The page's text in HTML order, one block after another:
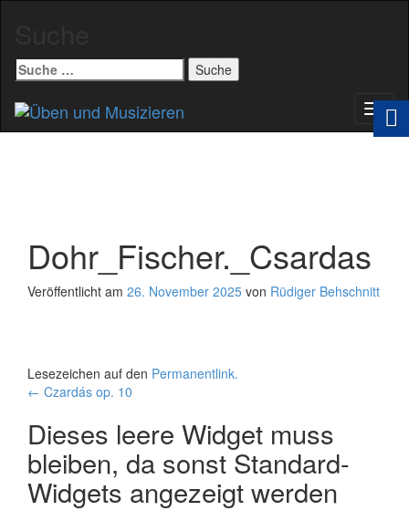
Suche
nach:
Dohr_Fischer._Csardas
Veröffentlicht am 26. November 2025 von Rüdiger Behschnitt
Lesezeichen auf den Permanentlink.
Beitrags-
Navigation
← Czardás op. 10
Dieses leere Widget muss
bleiben, da sonst Standard-
Widgets angezeigt werden